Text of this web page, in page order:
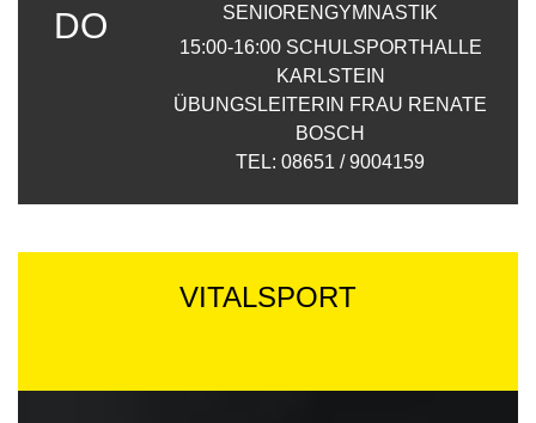
DO
SENIORENGYMNASTIK
15:00-16:00 SCHULSPORTHALLE
KARLSTEIN
ÜBUNGSLEITERIN FRAU RENATE
BOSCH
TEL: 08651 / 9004159
VITALSPORT